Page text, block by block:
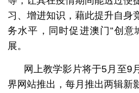
习、增进知识，藉此提升自身
务水平，同时促进澳门“创意
展。
网上教学影片将于5月至9
界网站推出，每月推出两辑新